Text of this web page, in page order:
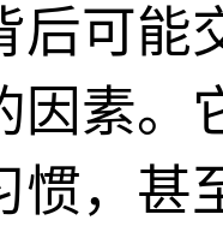
后可能
因素。
惯，甚